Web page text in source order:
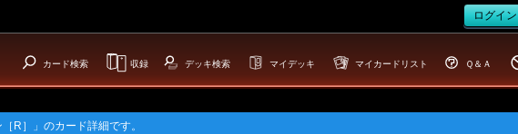
ログイン
カード検索 収録 デッキ検索 マイデッキ マイカードリスト Ｑ＆Ａ
R］」のカード詳細です。